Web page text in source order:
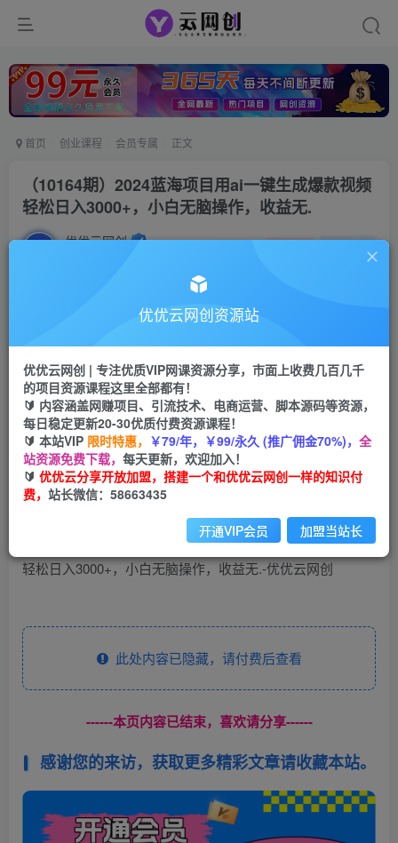
首页 创业课程 会员专属 正文
（10164期）2024蓝海项目用ai一键生成爆款视频
轻松日入3000+，小白无脑操作，收益无.
优优云网创 私信
会员专属资源
会员免费
您暂无购买权限，请先开通会员
开通会员
此处内容已隐藏，请付费后查看
------本页内容已结束，喜欢请分享------
感谢您的来访，获取更多精彩文章请收藏本站。
优优云网创资源站
优优云网创 | 专注优质VIP网课资源分享，市面上收费几百几千
的项目资源课程这里全部都有！
🔰 内容涵盖网赚项目、引流技术、电商运营、脚本源码等资源，
每日稳定更新20-30优质付费资源课程！
🔰 本站VIP 限时特惠， ￥79/年，￥99/永久 (推广佣金70%)， 全
站资源免费下载， 每天更新，欢迎加入！
🔰 优优云分享开放加盟，搭建一个和优优云网创一样的知识付
费， 站长微信：58663435
开通VIP会员 加盟当站长